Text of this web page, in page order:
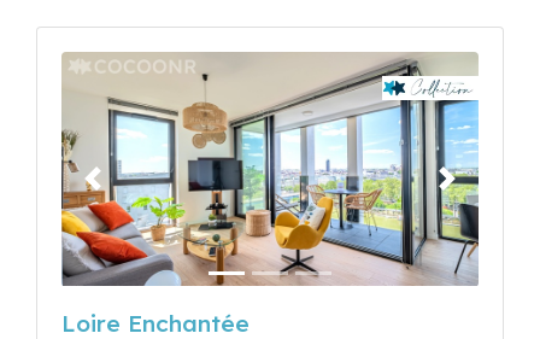
Précédent Suivant
Loire Enchantée